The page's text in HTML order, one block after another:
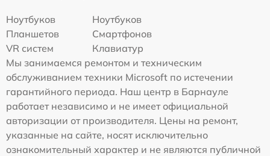
Ноутбуков
Ноутбуков
Планшетов
Смартфонов
VR систем
Клавиатур
Мы занимаемся ремонтом и техническим
обслуживанием техники Microsoft по истечении
гарантийного периода. Наш центр в Барнауле
работает независимо и не имеет официальной
авторизации от производителя. Цены на ремонт,
указанные на сайте, носят исключительно
ознакомительный характер и не являются публичной